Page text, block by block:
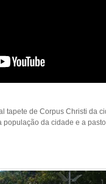
tapete de Corpus Christi da
da cidade e a